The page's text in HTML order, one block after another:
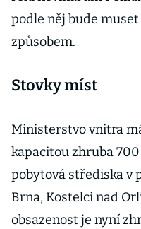
podle něj bude
způsobem.
Stovky míst
Ministerstvo vnitra
kapacitou zhruba
pobytová střediska v
Brna, Kostelci nad
obsazenost je nyní